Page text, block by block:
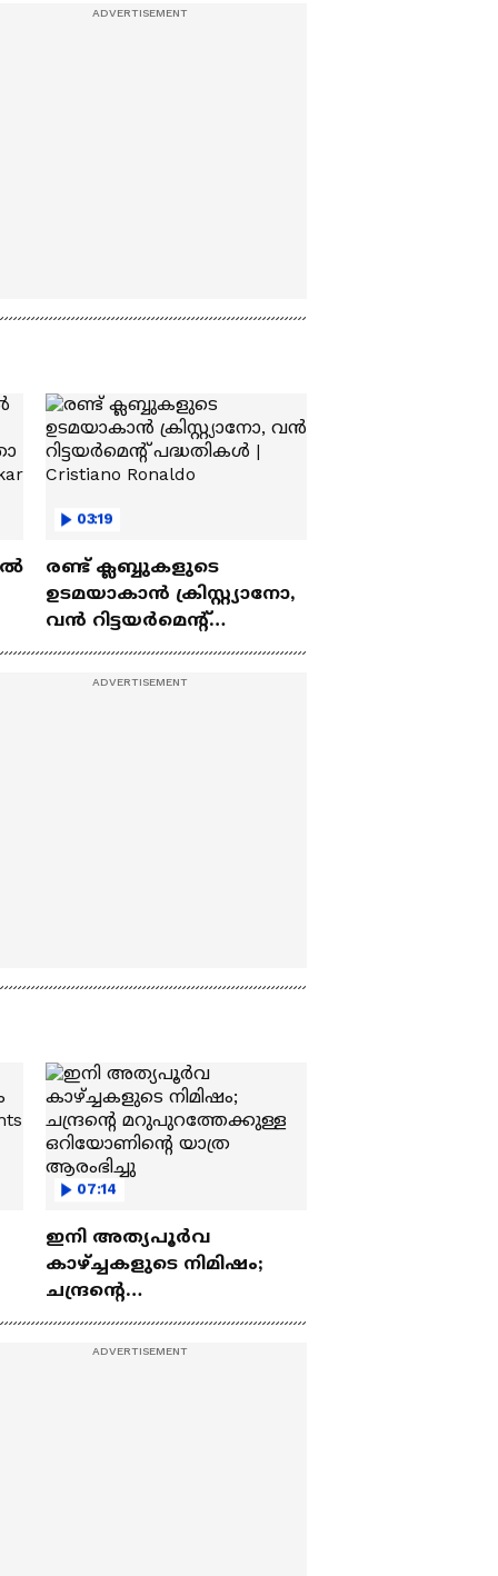
അടച്ചുപൂട്ടുന്നില്ലെന്ന്
|
03:19
രണ്ട്‌ ക്ലബ്ബുകളുടെ
ഉടമയാകാന്‍ ക്രിസ്റ്റ്യാനോ,
വന്‍ റിട്ടയര്‍മെന്റ്‌
പദ്ധതികള്‍ | Cristiano
07:14
ഇനി അത്യപൂര്‍വ
കാഴ്ച്ചകളുടെ നിമിഷം;
ചന്ദ്രന്റെ